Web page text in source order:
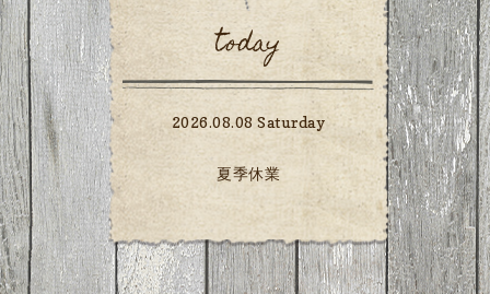
today
2026.08.08 Saturday
夏季休業